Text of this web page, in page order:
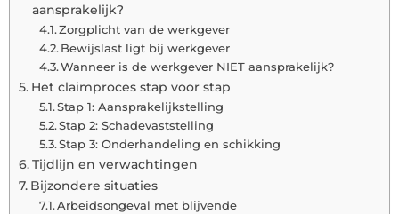
aansprakelijk?
Zorgplicht van de werkgever
Bewijslast ligt bij werkgever
Wanneer is de werkgever NIET aansprakelijk?
Het claimproces stap voor stap
Stap 1: Aansprakelijkstelling
Stap 2: Schadevaststelling
Stap 3: Onderhandeling en schikking
Tijdlijn en verwachtingen
Bijzondere situaties
Arbeidsongeval met blijvende